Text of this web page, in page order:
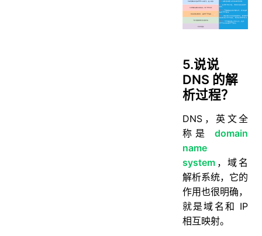
5.说说
DNS 的解
析过程？
DNS，英文全
称是 domain
name
system ，域名
解析系统，它的
作用也很明确，
就是域名和 IP
相互映射。